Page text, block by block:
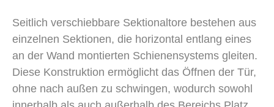
Seitlich verschiebbare Sektionaltore bestehen aus
einzelnen Sektionen, die horizontal entlang eines
an der Wand montierten Schienensystems gleiten.
Diese Konstruktion ermöglicht das Öffnen der Tür,
ohne nach außen zu schwingen, wodurch sowohl